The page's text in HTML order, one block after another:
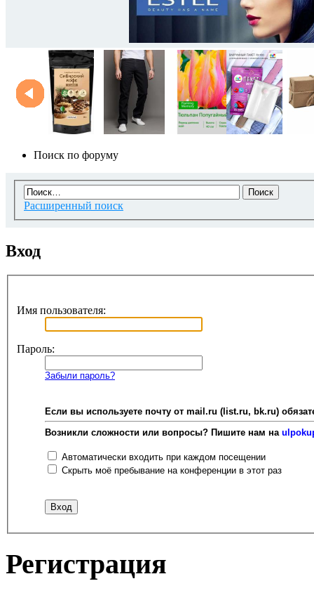
Поиск по форуму
Расширенный поиск
Вход
Имя пользователя:
Пароль:
Забыли пароль?
Если вы используете почту от mail.ru (list.ru, bk.ru)
Возникли сложности или вопросы? Пишите нам на
Автоматически входить при каждом посещении
Скрыть моё пребывание на конференции в этот раз
Регистрация